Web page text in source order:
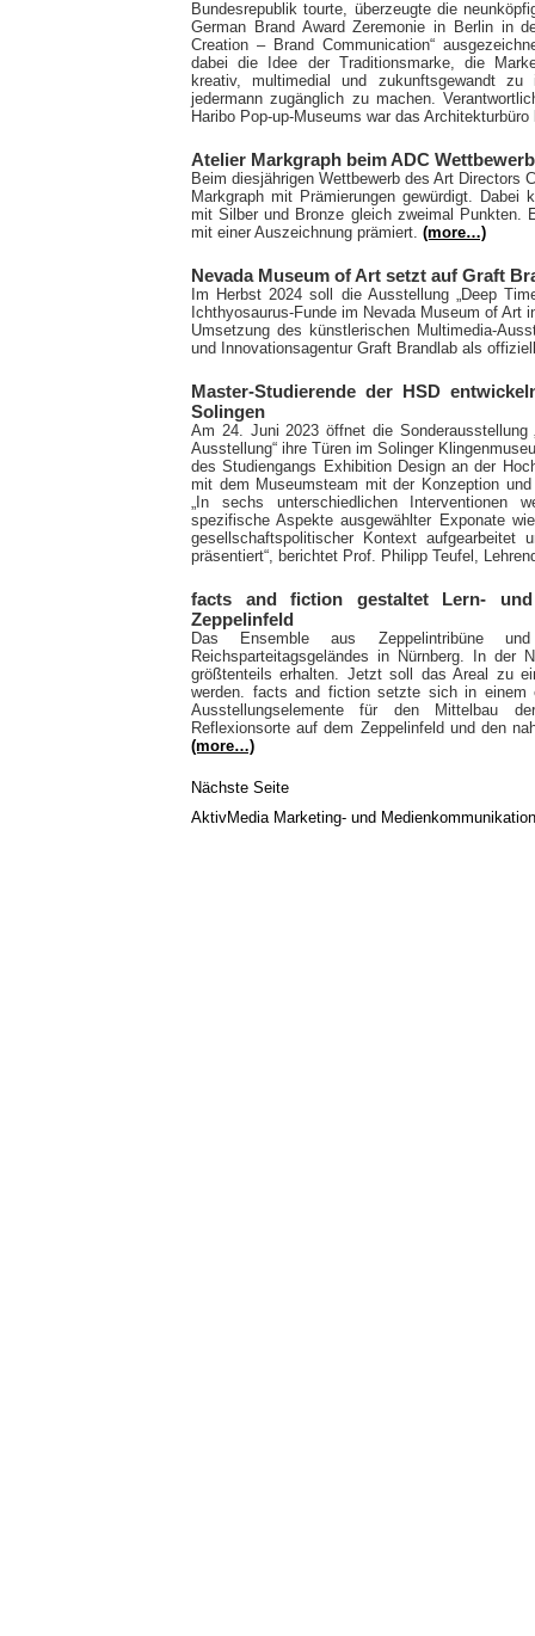
Bundesrepublik tourte, überzeugte die
German Brand Award Zeremonie in Berlin in
Creation – Brand Communication“
dabei die Idee der Traditionsmarke, die
kreativ, multimedial und zukunftsgewandt
jedermann zugänglich zu machen.
Haribo Pop-up-Museums war das Architekturbüro
Atelier Markgraph beim ADC
Beim diesjährigen Wettbewerb des Art Directors
Markgraph mit Prämierungen gewürdigt.
mit Silber und Bronze gleich zweimal Punkten.
mit einer Auszeichnung prämiert. (more…)
Nevada Museum of Art setzt auf Graft
Im Herbst 2024 soll die Ausstellung „Deep
Ichthyosaurus-Funde im Nevada Museum of Art
Umsetzung des künstlerischen Multimedia-
und Innovationsagentur Graft Brandlab als
Master-Studierende der HSD
Solingen
Am 24. Juni 2023 öffnet die
Ausstellung“ ihre Türen im Solinger
des Studiengangs Exhibition Design an der
mit dem Museumsteam mit der Konzeption
„In sechs unterschiedlichen Interventionen
spezifische Aspekte ausgewählter Exponate
gesellschaftspolitischer Kontext aufgearbeitet
präsentiert“, berichtet Prof. Philipp Teufel,
facts and fiction gestaltet Lern- und
Zeppelinfeld
Das Ensemble aus Zeppelintribüne
Reichsparteitagsgeländes in Nürnberg. In
größtenteils erhalten. Jetzt soll das Areal zu
werden. facts and fiction setzte sich in einem
Ausstellungselemente für den Mittelbau
Reflexionsorte auf dem Zeppelinfeld und den
(more…)
Nächste Seite
AktivMedia Marketing- und